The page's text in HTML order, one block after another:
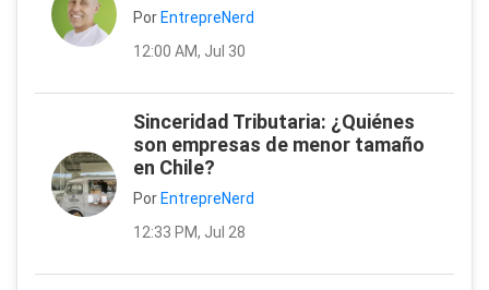
Por EntrepreNerd
12:00 AM, Jul 30
Sinceridad Tributaria: ¿Quiénes
son empresas de menor tamaño
en Chile?
Por EntrepreNerd
12:33 PM, Jul 28